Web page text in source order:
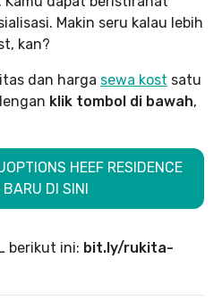
Makin seru kalau lebih
kan?
dan harga sewa kost satu
klik tombol di bawah,
HEEF RESIDENCE
DI SINI
berikut ini: bit.ly/rukita-